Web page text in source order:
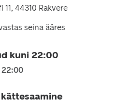
11, 44310 Rakvere
seina ääres
kuni 22:00
22:00